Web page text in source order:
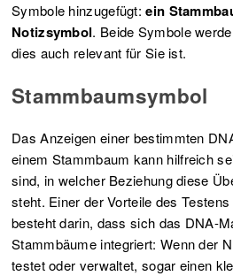
Symbole hinzugefügt: ein
Notizsymbol. Beide Symbole
dies auch relevant für Sie ist.
Stammbaumsymbol
Das Anzeigen einer bestimmten
einem Stammbaum kann hilfreich
sind, in welcher Beziehung diese
steht. Einer der Vorteile des
besteht darin, dass sich das DNA-
Stammbäume integriert: Wenn der
testet oder verwaltet, sogar einen